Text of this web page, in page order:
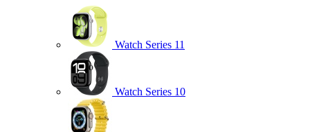
Watch Series 11
Watch Series 10